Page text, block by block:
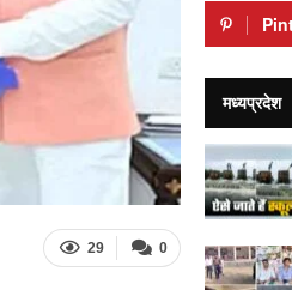
0
29
मध्यप्रदेश